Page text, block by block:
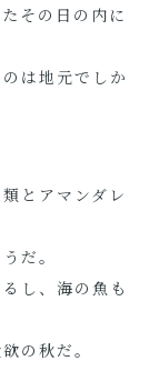
その日の内に
は地元でしか
とアマンダレ
だ。
し、海の魚も
の秋だ。